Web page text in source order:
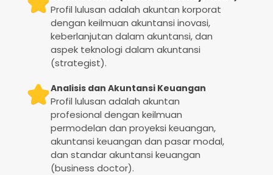
Profil lulusan adalah akuntan korporat
dengan keilmuan akuntansi inovasi,
keberlanjutan dalam akuntansi, dan
aspek teknologi dalam akuntansi
(strategist).
Analisis dan Akuntansi Keuangan
Profil lulusan adalah akuntan
profesional dengan keilmuan
permodelan dan proyeksi keuangan,
akuntansi keuangan dan pasar modal,
dan standar akuntansi keuangan
(business doctor).